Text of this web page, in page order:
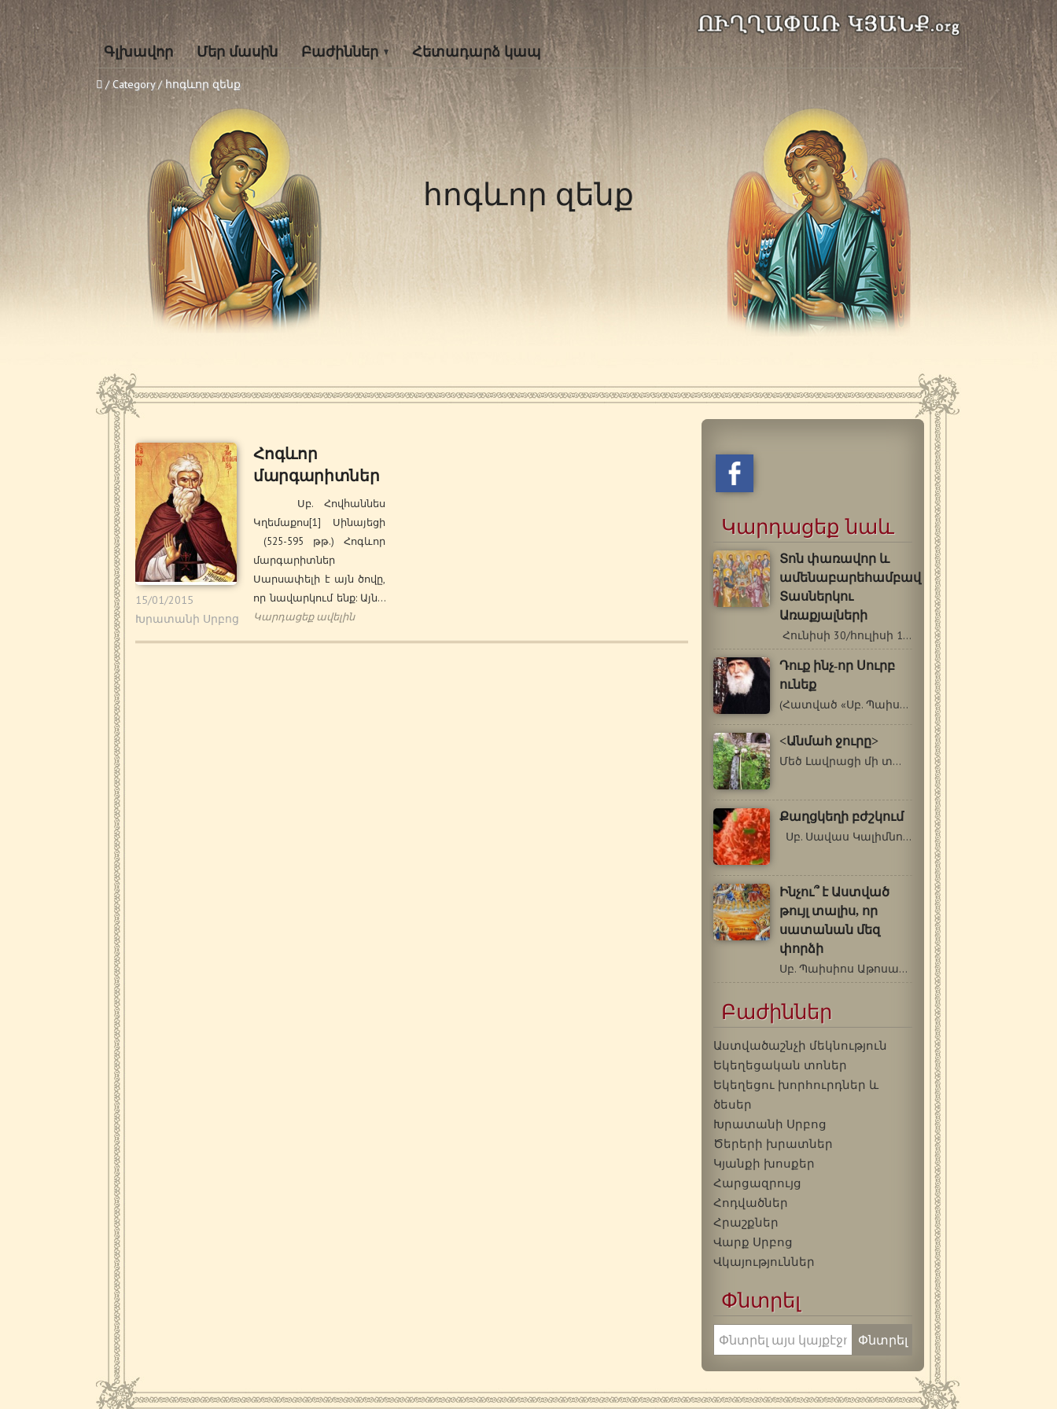
Գլխավոր Մեր մասին Բաժիններ Հետադարձ կապ
/ Category / հոգևոր զենք
հոգևոր զենք
15/01/2015
Խրատանի Սրբոց
Հոգևոր
մարգարիտներ
Սբ. Հովհաննես
Կղեմաքոս[1] Սինայեցի
(525-595 թթ.) Հոգևոր
մարգարիտներ
Սարսափելի է այն ծովը,
որ նավարկում ենք: Այն…
Կարդացեք ավելին
Կարդացեք նաև
Տոն փառավոր և
ամենաբարեհամբավ
Տասներկու
Առաքյալների
Հունիսի 30/հուլիսի 13 Ընթերցումներ.…
Դուք ինչ-որ Սուրբ
ունեք
(Հատված «Սբ. Պաիսիոս Աթոսացու վարքն…
<Անմահ ջուրը>
Մեծ Լավրացի մի տարեց ծեր հիվանդ էր…
Քաղցկեղի բժշկում
Սբ. Սավաս Կալիմնոսացու[1] բարեխոսությամբ…
Ինչու՞ է Աստված
թույլ տալիս, որ
սատանան մեզ
փորձի
Սբ. Պաիսիոս Աթոսացի (1924-1994 թթ.) Ինչու՞…
Բաժիններ
Աստվածաշնչի մեկնություն
Եկեղեցական տոներ
Եկեղեցու խորհուրդներ և
ծեսեր
Խրատանի Սրբոց
Ծերերի խրատներ
Կյանքի խոսքեր
Հարցազրույց
Հոդվածներ
Հրաշքներ
Վարք Սրբոց
Վկայություններ
Փնտրել